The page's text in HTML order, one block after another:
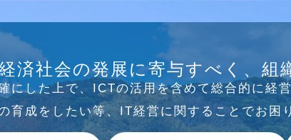
ーション研究会、WEB/SNS研究会を行
済社会の発展に寄与すべく、
にした上で、ICTの活⽤を含めて総合的に経
育成をしたい等、IT経営に関することでお困